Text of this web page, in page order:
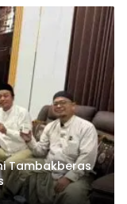
Tambakberas